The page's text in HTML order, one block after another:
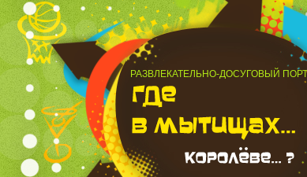
РАЗВЛЕКАТЕЛЬНО-ДОСУГОВЫЙ